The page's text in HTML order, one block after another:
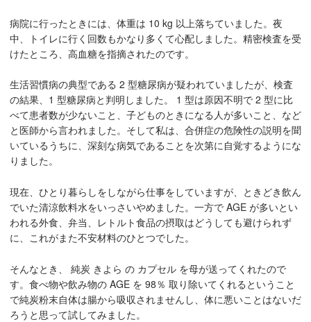
病院に行ったときには、体重は 10 kg 以上落ちていました。夜
中、トイレに行く回数もかなり多くて心配しました。精密検査を受
けたところ、高血糖を指摘されたのです。
生活習慣病の典型である 2 型糖尿病が疑われていましたが、検査
の結果、1 型糖尿病と判明しました。 1 型は原因不明で 2 型に比
べて患者数が少ないこと、子どものときになる人が多いこと、など
と医師から言われました。そして私は、合併症の危険性の説明を聞
いているうちに、深刻な病気であることを次第に自覚するようにな
りました。
現在、ひとり暮らしをしながら仕事をしていますが、ときどき飲ん
でいた清涼飲料水をいっさいやめました。一方で AGE が多いとい
われる外食、弁当、レトルト食品の摂取はどうしても避けられず
に、これがまた不安材料のひとつでした。
そんなとき、 純炭 きよら の カプセル を母が送ってくれたので
す。食べ物や飲み物の AGE を 98％ 取り除いてくれるということ
で純炭粉末自体は腸から吸収されませんし、体に悪いことはないだ
ろうと思って試してみました。